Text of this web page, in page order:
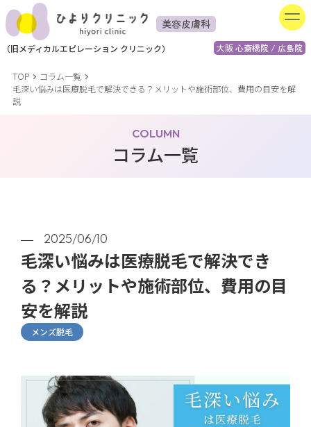
美容皮膚科
大阪 心斎橋院 / 広島院
（旧メディカルエピレーション クリニック）
TOP
コラム一覧
毛深い悩みは医療脱毛で解決できる？メリットや施術部位、費用の目安を解
説
COLUMN
コラム一覧
2025/06/10
毛深い悩みは医療脱毛で解決でき
る？メリットや施術部位、費用の目
安を解説
メンズ脱毛